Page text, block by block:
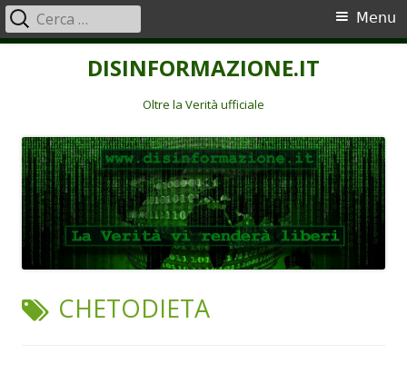
DISINFORMAZIONE.IT
Oltre la Verità ufficiale
Menu
principale
Menu
Ricerca
per:
TAG:
CHETODIETA